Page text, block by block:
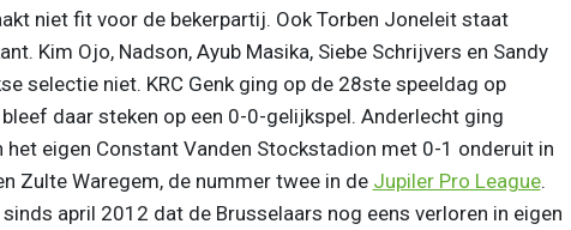
niet fit voor de bekerpartij. Ook Torben Joneleit staat
Kim Ojo, Nadson, Ayub Masika, Siebe Schrijvers en Sandy
selectie niet. KRC Genk ging op de 28ste speeldag op
daar steken op een 0-0-gelijkspel. Anderlecht ging
eigen Constant Vanden Stockstadion met 0-1 onderuit in
Zulte Waregem, de nummer twee in de Jupiler Pro League.
april 2012 dat de Brusselaars nog eens verloren in eigen